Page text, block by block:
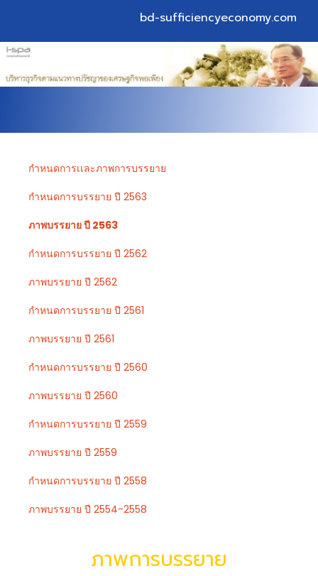
bd-sufficiencyeconomy.com
กำหนดการเเละภาพการบรรยาย
กำหนดการบรรยาย ปี 2563
ภาพบรรยาย ปี 2563
กำหนดการบรรยาย ปี 2562
ภาพบรรยาย ปี 2562
กำหนดการบรรยาย ปี 2561
ภาพบรรยาย ปี 2561
กำหนดการบรรยาย ปี 2560
ภาพบรรยาย ปี 2560
กำหนดการบรรยาย ปี 2559
ภาพบรรยาย ปี 2559
กำหนดการบรรยาย ปี 2558
ภาพบรรยาย ปี 2554-2558
ภาพการบรรยาย